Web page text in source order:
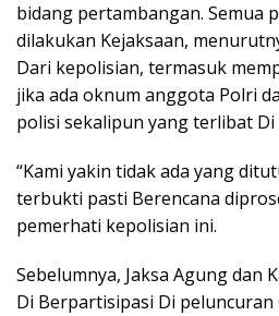
bidang pertambangan. Semua
dilakukan Kejaksaan,
Dari kepolisian, termasuk
jika ada oknum anggota Polri
polisi sekalipun yang terlibat
“Kami yakin tidak ada yang
terbukti pasti Berencana
pemerhati kepolisian ini.
Sebelumnya, Jaksa Agung dan
Di Berpartisipasi Di